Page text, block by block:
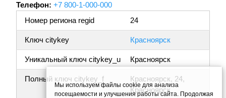
Телефон: +7 800-1-000-000
Номер региона regid
24
Ключ citykey Красноярск
Уникальный ключ citykey_u Красноярск
Полный ключ citykey_f
Красноярск, 24,
Красноярск
Мы используем файлы cookie для анализа
посещаемости и улучшения работы сайта. Продолжая